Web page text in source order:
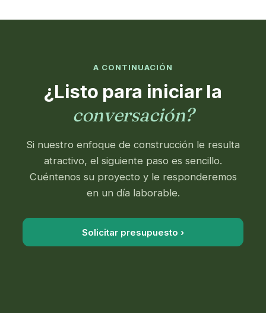
A CONTINUACIÓN
¿Listo para iniciar la
conversación?
Si nuestro enfoque de construcción le resulta
atractivo, el siguiente paso es sencillo.
Cuéntenos su proyecto y le responderemos
en un día laborable.
Solicitar presupuesto ›